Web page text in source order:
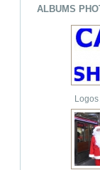
ALBUMS